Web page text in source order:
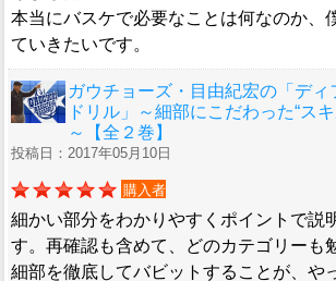
本当にバスケで必要なことは何なのか、
ていきたいです。
ガウチョーズ・目由紀宏の「ディ
ドリル」～細部にこだわった“ス
～【全２巻】
投稿日：2017年05月10日
購入者
細かい部分をわかりやすくポイントで説
す。再確認も含めて、どのカテゴリーも
細部を徹底してバビットすることが、や